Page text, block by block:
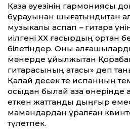
Қазақ әуезінің гармониясы
бұрауынан шығатындықтан
музыкалық аспап – гитара
иілгені ХХ ғасырдың ортан
білетіндер. Оны
мәнерде құйқылжытқан
гитарасының атасы» деп
Қалай десек те испанның
осыдан былай қазақ өнерінде
еткен жаттанды дыңғыр
мамандардан құралған
түлетпек.